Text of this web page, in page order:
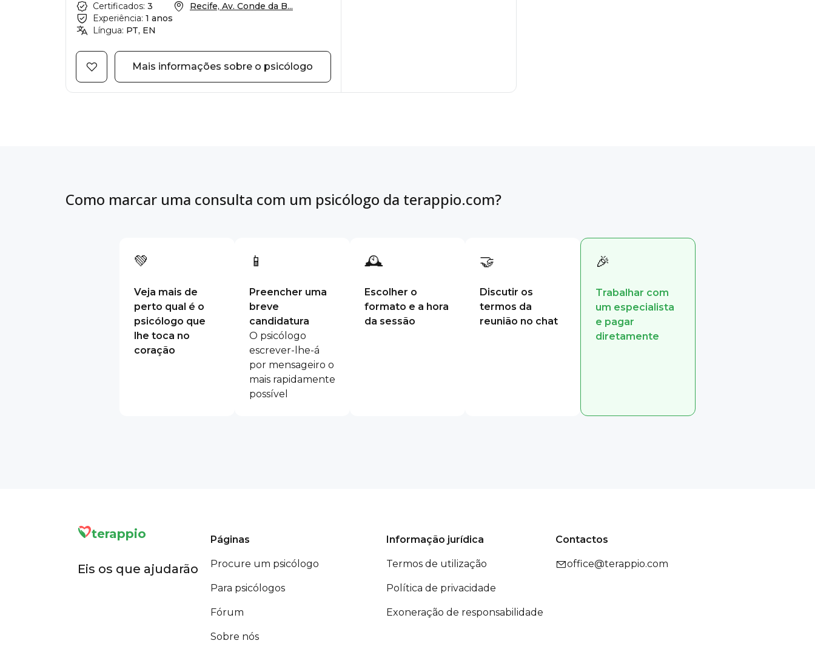
Certificados: 3
Experiência: 1 anos
Língua: PT, EN
Recife, Av. Conde da B...
Mais informações sobre o psicólogo
Como marcar uma consulta com um psicólogo da terappio.com?
💚
Veja mais de
perto qual é o
psicólogo que
lhe toca no
coração
📱
Preencher uma
breve
candidatura
O psicólogo
escrever-lhe-á
por mensageiro o
mais rapidamente
possível
🕰
Escolher o
formato e a hora
da sessão
🤝
Discutir os
termos da
reunião no chat
🎉
Trabalhar com
um especialista
e pagar
diretamente
terappio
Eis os que ajudarão
Páginas
Procure um psicólogo
Para psicólogos
Fórum
Sobre nós
Informação jurídica
Termos de utilização
Política de privacidade
Exoneração de responsabilidade
Contactos
office@terappio.com